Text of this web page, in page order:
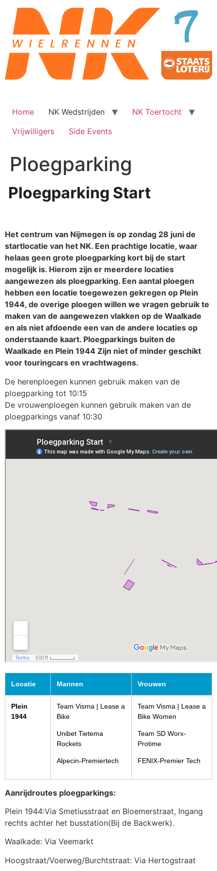
naar
inhoud
Home NK Wedstrijden
NK Toertocht
Vrijwilligers
Side Events
Ploegparking
Ploegparking Start
Het centrum van Nijmegen is op zondag 28 juni de
startlocatie van het NK. Een prachtige locatie, waar
helaas geen grote ploegparking kort bij de start
mogelijk is. Hierom zijn er meerdere locaties
aangewezen als ploegparking. Een aantal ploegen
hebben een locatie toegewezen gekregen op Plein
1944, de overige ploegen willen we vragen gebruik te
maken van de aangewezen vlakken op de Waalkade
en als niet afdoende een van de andere locaties op
onderstaande kaart. Ploegparkings buiten de
Waalkade en Plein 1944 Zijn niet of minder geschikt
voor touringcars en vrachtwagens.
De herenploegen kunnen gebruik maken van de
ploegparking tot 10:15
De vrouwenploegen kunnen gebruik maken van de
ploegparkings vanaf 10:30
Locatie Mannen Vrouwen
Plein
1944
Team Visma | Lease a
Bike
Unibet Tietema
Rockets
Alpecin-Premiertech
Team Visma | Lease a
Bike Women
Team SD Worx-
Protime
FENIX-Premier Tech
Aanrijdroutes ploegparkings:
Plein 1944:Via Smetiusstraat en Bloemerstraat, Ingang
rechts achter het busstation(Bij de Backwerk).
Waalkade: Via Veemarkt
Hoogstraat/Voerweg/Burchtstraat: Via Hertogstraat